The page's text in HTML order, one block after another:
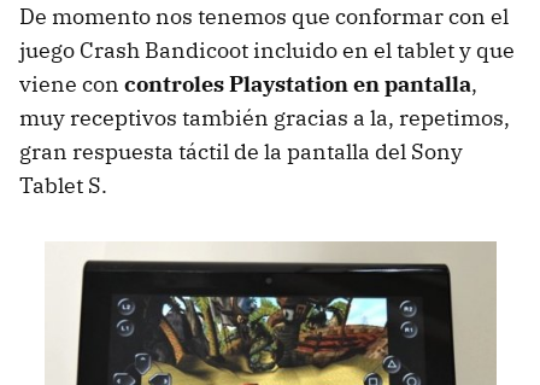
De momento nos tenemos que conformar con el
juego Crash Bandicoot incluido en el tablet y que
viene con controles Playstation en pantalla,
muy receptivos también gracias a la, repetimos,
gran respuesta táctil de la pantalla del Sony
Tablet S.